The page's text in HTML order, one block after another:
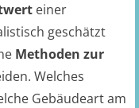
einer
geschätzt
Methoden zur
Welches
Gebäudeart am